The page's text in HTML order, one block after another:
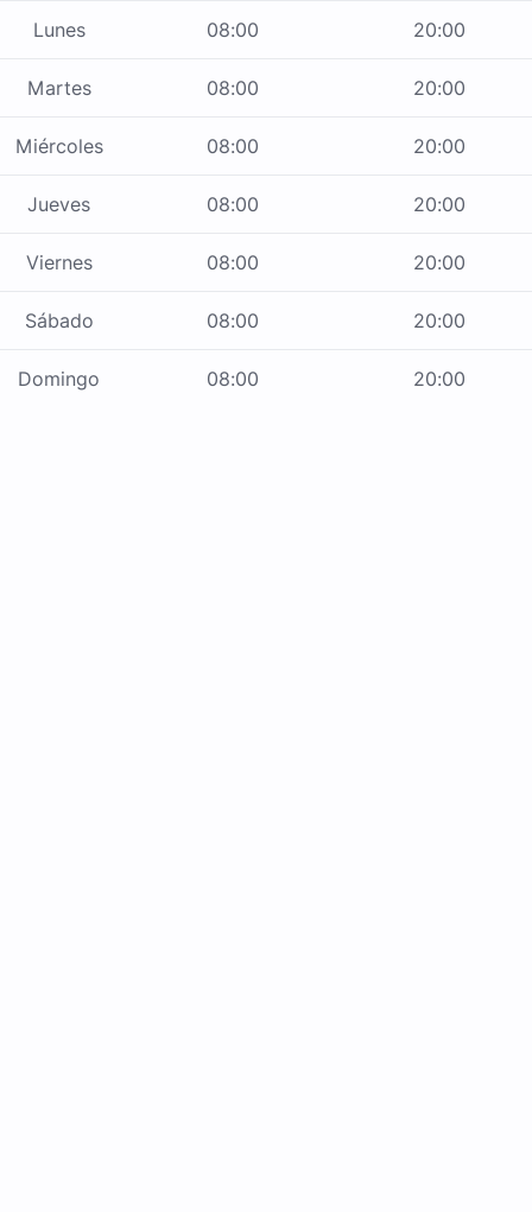
Lunes 08:00 20:00
Martes 08:00 20:00
Miércoles 08:00 20:00
Jueves 08:00 20:00
Viernes 08:00 20:00
Sábado 08:00 20:00
Domingo 08:00 20:00